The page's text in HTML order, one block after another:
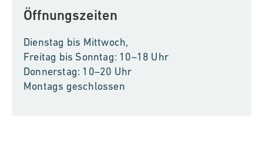
Öffnungszeiten
Dienstag bis Mittwoch,
Freitag bis Sonntag: 10–18 Uhr
Donnerstag: 10–20 Uhr
Montags geschlossen